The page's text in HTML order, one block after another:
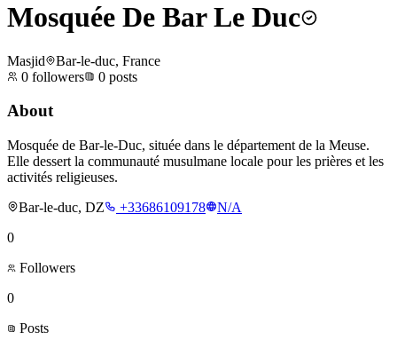
Mosquée De Bar Le Duc
Masjid
Bar-le-duc, France
0 followers 0 posts
About
Mosquée de Bar-le-Duc, située dans le département de la Meuse.
Elle dessert la communauté musulmane locale pour les prières et les
activités religieuses.
Bar-le-duc, DZ
+33686109178
N/A
0
Followers
0
Posts